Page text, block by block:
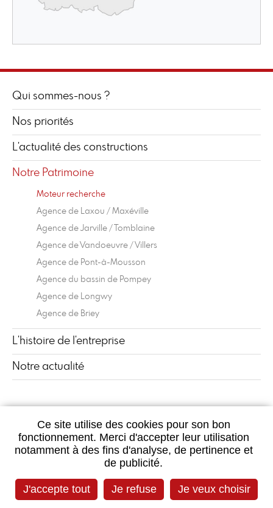
Ce site utilise des cookies pour son bon
fonctionnement. Merci d'accepter leur utilisation
notamment à des fins d'analyse, de pertinence et
de publicité.
J'accepte tout Je refuse Je veux choisir
Qui sommes-nous ?
Nos priorités
L'actualité des constructions
Notre Patrimoine
Moteur recherche
Agence de Laxou / Maxéville
Agence de Jarville / Tomblaine
Agence de Vandoeuvre / Villers
Agence de Pont-à-Mousson
Agence du bassin de Pompey
Agence de Longwy
Agence de Briey
L'histoire de l'entreprise
Notre actualité
POUR CONTACTER VOTRE AGENCE